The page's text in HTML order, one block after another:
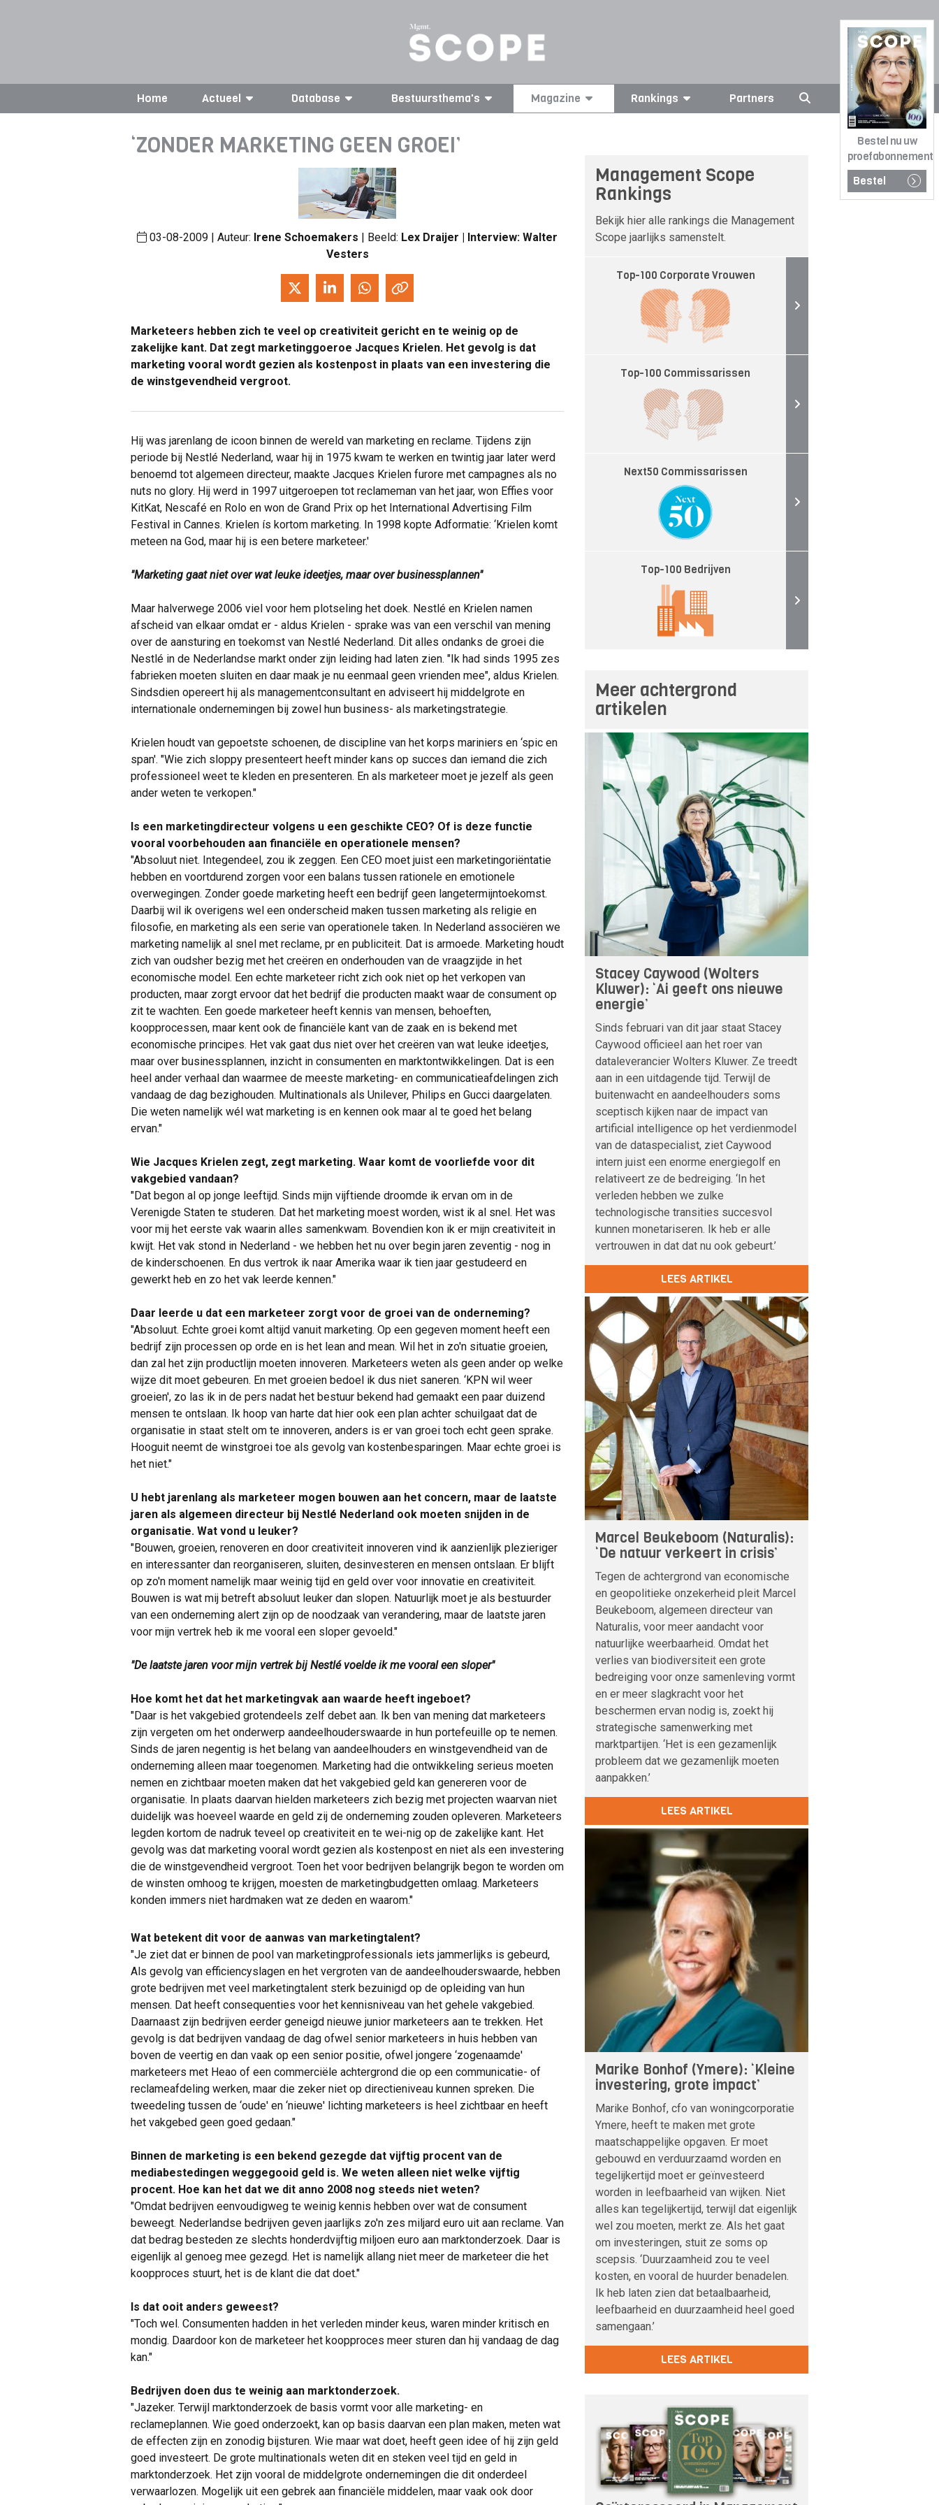
Bestel nu uw
proefabonnement
Bestel
Home Actueel Database Bestuursthema's Magazine Rankings Partners
‘ZONDER MARKETING GEEN GROEI’
03-08-2009 | Auteur: Irene Schoemakers | Beeld: Lex Draijer | Interview: Walter
Vesters
Marketeers hebben zich te veel op creativiteit gericht en te weinig op de
zakelijke kant. Dat zegt marketinggoeroe Jacques Krielen. Het gevolg is dat
marketing vooral wordt gezien als kostenpost in plaats van een investering die
de winstgevendheid vergroot.
Hij was jarenlang de icoon binnen de wereld van marketing en reclame. Tijdens zijn
periode bij Nestlé Nederland, waar hij in 1975 kwam te werken en twintig jaar later werd
benoemd tot algemeen directeur, maakte Jacques Krielen furore met campagnes als no
nuts no glory. Hij werd in 1997 uitgeroepen tot reclameman van het jaar, won Effies voor
KitKat, Nescafé en Rolo en won de Grand Prix op het International Advertising Film
Festival in Cannes. Krielen ís kortom marketing. In 1998 kopte Adformatie: ‘Krielen komt
meteen na God, maar hij is een betere marketeer.'
"Marketing gaat niet over wat leuke ideetjes, maar over businessplannen"
Maar halverwege 2006 viel voor hem plotseling het doek. Nestlé en Krielen namen
afscheid van elkaar omdat er - aldus Krielen - sprake was van een verschil van mening
over de aansturing en toekomst van Nestlé Nederland. Dit alles ondanks de groei die
Nestlé in de Nederlandse markt onder zijn leiding had laten zien. "Ik had sinds 1995 zes
fabrieken moeten sluiten en daar maak je nu eenmaal geen vrienden mee", aldus Krielen.
Sindsdien opereert hij als managementconsultant en adviseert hij middelgrote en
internationale ondernemingen bij zowel hun business- als marketingstrategie.
Krielen houdt van gepoetste schoenen, de discipline van het korps mariniers en ‘spic en
span'. "Wie zich sloppy presenteert heeft minder kans op succes dan iemand die zich
professioneel weet te kleden en presenteren. En als marketeer moet je jezelf als geen
ander weten te verkopen."
Is een marketingdirecteur volgens u een geschikte CEO? Of is deze functie
vooral voorbehouden aan financiële en operationele mensen?
"Absoluut niet. Integendeel, zou ik zeggen. Een CEO moet juist een marketingoriëntatie
hebben en voortdurend zorgen voor een balans tussen rationele en emotionele
overwegingen. Zonder goede marketing heeft een bedrijf geen langetermijntoekomst.
Daarbij wil ik overigens wel een onderscheid maken tussen marketing als religie en
filosofie, en marketing als een serie van operationele taken. In Nederland associëren we
marketing namelijk al snel met reclame, pr en publiciteit. Dat is armoede. Marketing houdt
zich van oudsher bezig met het creëren en onderhouden van de vraagzijde in het
economische model. Een echte marketeer richt zich ook niet op het verkopen van
producten, maar zorgt ervoor dat het bedrijf die producten maakt waar de consument op
zit te wachten. Een goede marketeer heeft kennis van mensen, behoeften,
koopprocessen, maar kent ook de financiële kant van de zaak en is bekend met
economische principes. Het vak gaat dus niet over het creëren van wat leuke ideetjes,
maar over businessplannen, inzicht in consumenten en marktontwikkelingen. Dat is een
heel ander verhaal dan waarmee de meeste marketing- en communicatieafdelingen zich
vandaag de dag bezighouden. Multinationals als Unilever, Philips en Gucci daargelaten.
Die weten namelijk wél wat marketing is en kennen ook maar al te goed het belang
ervan."
Wie Jacques Krielen zegt, zegt marketing. Waar komt de voorliefde voor dit
vakgebied vandaan?
"Dat begon al op jonge leeftijd. Sinds mijn vijftiende droomde ik ervan om in de
Verenigde Staten te studeren. Dat het marketing moest worden, wist ik al snel. Het was
voor mij het eerste vak waarin alles samenkwam. Bovendien kon ik er mijn creativiteit in
kwijt. Het vak stond in Nederland - we hebben het nu over begin jaren zeventig - nog in
de kinderschoenen. En dus vertrok ik naar Amerika waar ik tien jaar gestudeerd en
gewerkt heb en zo het vak leerde kennen."
Daar leerde u dat een marketeer zorgt voor de groei van de onderneming?
"Absoluut. Echte groei komt altijd vanuit marketing. Op een gegeven moment heeft een
bedrijf zijn processen op orde en is het lean and mean. Wil het in zo'n situatie groeien,
dan zal het zijn productlijn moeten innoveren. Marketeers weten als geen ander op welke
wijze dit moet gebeuren. En met groeien bedoel ik dus niet saneren. ‘KPN wil weer
groeien', zo las ik in de pers nadat het bestuur bekend had gemaakt een paar duizend
mensen te ontslaan. Ik hoop van harte dat hier ook een plan achter schuilgaat dat de
organisatie in staat stelt om te innoveren, anders is er van groei toch echt geen sprake.
Hooguit neemt de winstgroei toe als gevolg van kostenbesparingen. Maar echte groei is
het niet."
U hebt jarenlang als marketeer mogen bouwen aan het concern, maar de laatste
jaren als algemeen directeur bij Nestlé Nederland ook moeten snijden in de
organisatie. Wat vond u leuker?
"Bouwen, groeien, renoveren en door creativiteit innoveren vind ik aanzienlijk plezieriger
en interessanter dan reorganiseren, sluiten, desinvesteren en mensen ontslaan. Er blijft
op zo'n moment namelijk maar weinig tijd en geld over voor innovatie en creativiteit.
Bouwen is wat mij betreft absoluut leuker dan slopen. Natuurlijk moet je als bestuurder
van een onderneming alert zijn op de noodzaak van verandering, maar de laatste jaren
voor mijn vertrek heb ik me vooral een sloper gevoeld."
"De laatste jaren voor mijn vertrek bij Nestlé voelde ik me vooral een sloper"
Hoe komt het dat het marketingvak aan waarde heeft ingeboet?
"Daar is het vakgebied grotendeels zelf debet aan. Ik ben van mening dat marketeers
zijn vergeten om het onderwerp aandeelhouderswaarde in hun portefeuille op te nemen.
Sinds de jaren negentig is het belang van aandeelhouders en winstgevendheid van de
onderneming alleen maar toegenomen. Marketing had die ontwikkeling serieus moeten
nemen en zichtbaar moeten maken dat het vakgebied geld kan genereren voor de
organisatie. In plaats daarvan hielden marketeers zich bezig met projecten waarvan niet
duidelijk was hoeveel waarde en geld zij de onderneming zouden opleveren. Marketeers
legden kortom de nadruk teveel op creativiteit en te wei-nig op de zakelijke kant. Het
gevolg was dat marketing vooral wordt gezien als kostenpost en niet als een investering
die de winstgevendheid vergroot. Toen het voor bedrijven belangrijk begon te worden om
de winsten omhoog te krijgen, moesten de marketingbudgetten omlaag. Marketeers
konden immers niet hardmaken wat ze deden en waarom."
Wat betekent dit voor de aanwas van marketingtalent?
"Je ziet dat er binnen de pool van marketingprofessionals iets jammerlijks is gebeurd,
Als gevolg van efficiencyslagen en het vergroten van de aandeelhouderswaarde, hebben
grote bedrijven met veel marketingtalent sterk bezuinigd op de opleiding van hun
mensen. Dat heeft consequenties voor het kennisniveau van het gehele vakgebied.
Daarnaast zijn bedrijven eerder geneigd nieuwe junior marketeers aan te trekken. Het
gevolg is dat bedrijven vandaag de dag ofwel senior marketeers in huis hebben van
boven de veertig en dan vaak op een senior positie, ofwel jongere ‘zogenaamde'
marketeers met Heao of een commerciële achtergrond die op een communicatie- of
reclameafdeling werken, maar die zeker niet op directieniveau kunnen spreken. Die
tweedeling tussen de ‘oude' en ‘nieuwe' lichting marketeers is heel zichtbaar en heeft
het vakgebed geen goed gedaan."
Binnen de marketing is een bekend gezegde dat vijftig procent van de
mediabestedingen weggegooid geld is. We weten alleen niet welke vijftig
procent. Hoe kan het dat we dit anno 2008 nog steeds niet weten?
"Omdat bedrijven eenvoudigweg te weinig kennis hebben over wat de consument
beweegt. Nederlandse bedrijven geven jaarlijks zo'n zes miljard euro uit aan reclame. Van
dat bedrag besteden ze slechts honderdvijftig miljoen euro aan marktonderzoek. Daar is
eigenlijk al genoeg mee gezegd. Het is namelijk allang niet meer de marketeer die het
koopproces stuurt, het is de klant die dat doet."
Is dat ooit anders geweest?
"Toch wel. Consumenten hadden in het verleden minder keus, waren minder kritisch en
mondig. Daardoor kon de marketeer het koopproces meer sturen dan hij vandaag de dag
kan."
Bedrijven doen dus te weinig aan marktonderzoek.
"Jazeker. Terwijl marktonderzoek de basis vormt voor alle marketing- en
reclameplannen. Wie goed onderzoekt, kan op basis daarvan een plan maken, meten wat
de effecten zijn en zonodig bijsturen. Wie maar wat doet, heeft geen idee of hij zijn geld
goed investeert. De grote multinationals weten dit en steken veel tijd en geld in
marktonderzoek. Het zijn vooral de middelgrote ondernemingen die dit onderdeel
verwaarlozen. Mogelijk uit een gebrek aan financiële middelen, maar vaak ook door
Management Scope
Rankings
Bekijk hier alle rankings die Management
Scope jaarlijks samenstelt.
Top-100 Corporate Vrouwen
Top-100 Commissarissen
Next50 Commissarissen
Top-100 Bedrijven
Meer achtergrond
artikelen
Stacey Caywood (Wolters
Kluwer): ‘Ai geeft ons nieuwe
energie’
Sinds februari van dit jaar staat Stacey
Caywood officieel aan het roer van
dataleverancier Wolters Kluwer. Ze treedt
aan in een uitdagende tijd. Terwijl de
buitenwacht en aandeelhouders soms
sceptisch kijken naar de impact van
artificial intelligence op het verdienmodel
van de dataspecialist, ziet Caywood
intern juist een enorme energiegolf en
relativeert ze de bedreiging. ‘In het
verleden hebben we zulke
technologische transities succesvol
kunnen monetariseren. Ik heb er alle
vertrouwen in dat dat nu ook gebeurt.’
LEES ARTIKEL
Marcel Beukeboom (Naturalis):
‘De natuur verkeert in crisis’
Tegen de achtergrond van economische
en geopolitieke onzekerheid pleit Marcel
Beukeboom, algemeen directeur van
Naturalis, voor meer aandacht voor
natuurlijke weerbaarheid. Omdat het
verlies van biodiversiteit een grote
bedreiging voor onze samenleving vormt
en er meer slagkracht voor het
beschermen ervan nodig is, zoekt hij
strategische samenwerking met
marktpartijen. ‘Het is een gezamenlijk
probleem dat we gezamenlijk moeten
aanpakken.’
LEES ARTIKEL
Marike Bonhof (Ymere): ‘Kleine
investering, grote impact’
Marike Bonhof, cfo van woningcorporatie
Ymere, heeft te maken met grote
maatschappelijke opgaven. Er moet
gebouwd en verduurzaamd worden en
tegelijkertijd moet er geïnvesteerd
worden in leefbaarheid van wijken. Niet
alles kan tegelijkertijd, terwijl dat eigenlijk
wel zou moeten, merkt ze. Als het gaat
om investeringen, stuit ze soms op
scepsis. ‘Duurzaamheid zou te veel
kosten, en vooral de huurder benadelen.
Ik heb laten zien dat betaalbaarheid,
leefbaarheid en duurzaamheid heel goed
samengaan.’
LEES ARTIKEL